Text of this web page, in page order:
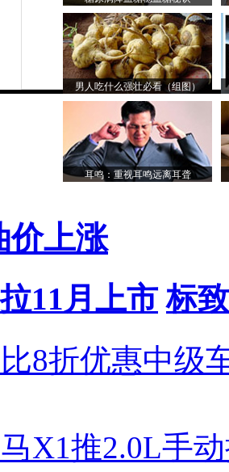
男人吃什么强壮必看（组图）
耳鸣：重视耳鸣远离耳聋
价上涨
11月上市 标
8折优惠中级
X1推2.0L手